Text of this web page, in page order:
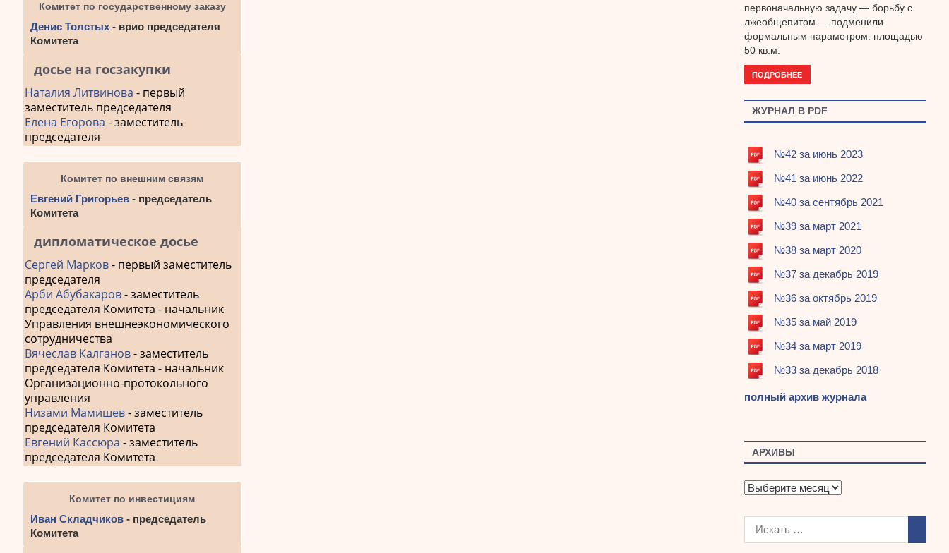
Комитет по государственному заказу
Денис Толстых - врио председателя
Комитета
досье на госзакупки
Наталия Литвинова - первый
заместитель председателя
Елена Егорова - заместитель
председателя
Комитет по внешним связям
Евгений Григорьев - председатель
Комитета
дипломатическое досье
Сергей Марков- первый заместитель
председателя
Арби Абубакаров- заместитель
председателя Комитета - начальник
Управления внешнеэкономического
сотрудничества
Вячеслав Калганов- заместитель
председателя Комитета - начальник
Организационно-протокольного
управления
Низами Мамишев- заместитель
председателя Комитета
Евгений Кассюра - заместитель
председателя Комитета
Комитет по инвестициям
Иван Складчиков - председатель
Комитета
первоначальную задачу — борьбу с
лжеобщепитом — подменили
формальным параметром: площадью
50 кв.м.
ПОДРОБНЕЕ
ЖУРНАЛ В PDF
№42 за июнь 2023
№41 за июнь 2022
№40 за сентябрь 2021
№39 за март 2021
№38 за март 2020
№37 за декабрь 2019
№36 за октябрь 2019
№35 за май 2019
№34 за март 2019
№33 за декабрь 2018
полный архив журнала
АРХИВЫ
А
х
в